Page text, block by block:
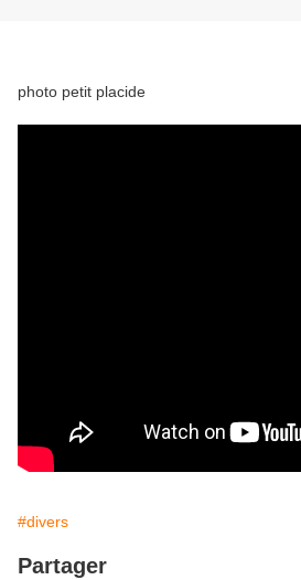
photo petit placide
#divers
Partager